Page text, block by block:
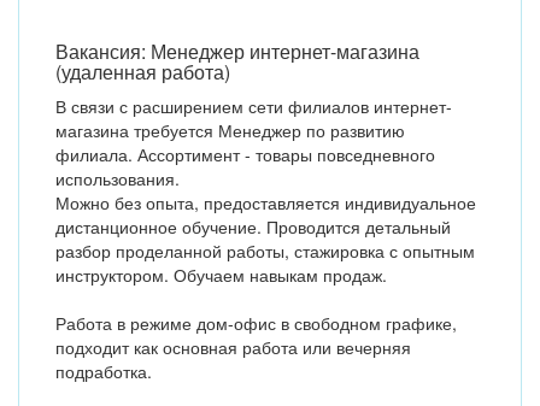
Вакансия: Менеджер интернет-магазина
(удаленная работа)
В связи с расширением сети филиалов интернет-
магазина требуется Менеджер по развитию
филиала. Ассортимент - товары повседневного
использования.
Можно без опыта, предоставляется индивидуальное
дистанционное обучение. Проводится детальный
разбор проделанной работы, стажировка с опытным
инструктором. Обучаем навыкам продаж.
Работа в режиме дом-офис в свободном графике,
подходит как основная работа или вечерняя
подработка.